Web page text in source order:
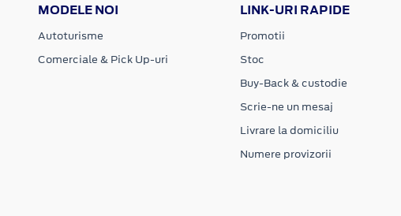
MODELE NOI
Autoturisme
Comerciale & Pick Up-uri
LINK-URI RAPIDE
Promotii
Stoc
Buy-Back & custodie
Scrie-ne un mesaj
Livrare la domiciliu
Numere provizorii